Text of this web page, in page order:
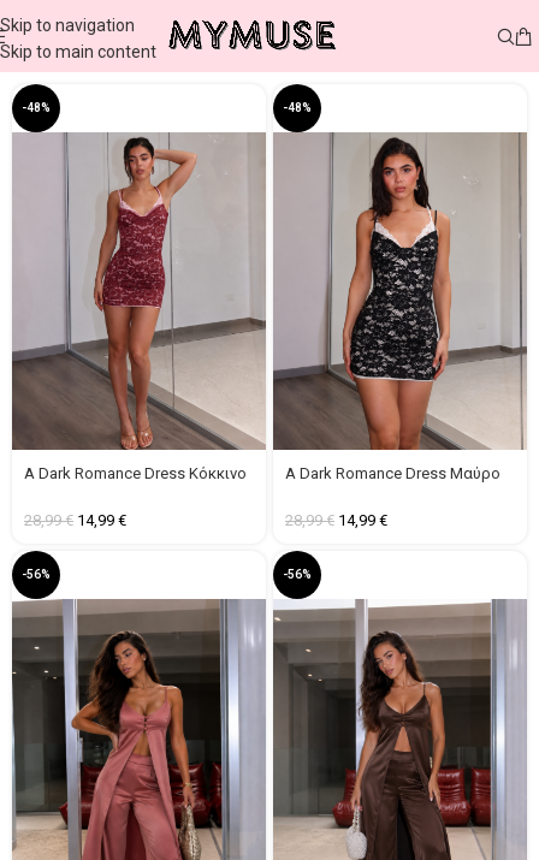
Skip to navigation
Skip to main content
-48%
A Dark Romance Dress Κόκκινο
28,99€ 14,99 €
-48%
A Dark Romance Dress Μαύρο
28,99€ 14,99 €
-56% -56%